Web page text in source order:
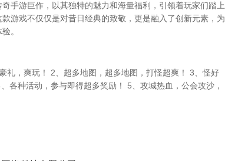
手游巨作，以其独特的魅力和海量福利，引领着玩家们踏上
游戏不仅仅是对昔日经典的致敬，更是融入了创新元素，为
。
礼，爽玩！ 2、超多地图，超多地图，打怪超爽！ 3、怪好
各种活动，参与即得超多奖励！ 5、攻城热血，公会攻沙，